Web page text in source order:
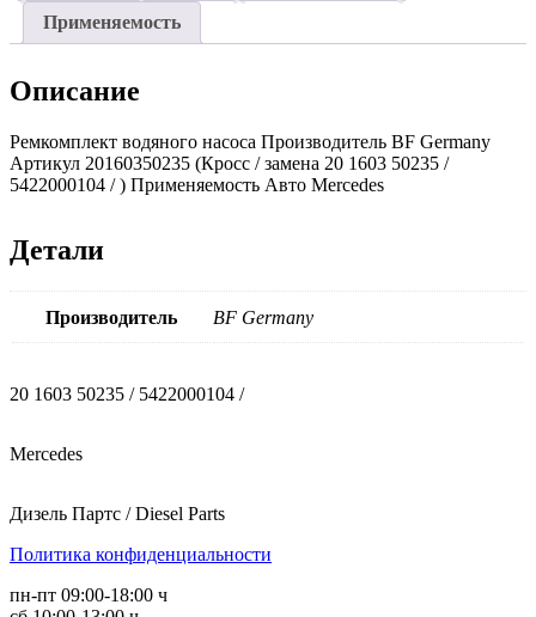
Применяемость
Описание
Ремкомплект водяного насоса Производитель BF Germany
Артикул 20160350235 (Кросс / замена 20 1603 50235 /
5422000104 / ) Применяемость Авто Mercedes
Детали
Производитель BF Germany
20 1603 50235 / 5422000104 /
Mercedes
Дизель Партс / Diesel Parts
Политика конфиденциальности
пн-пт 09:00-18:00 ч